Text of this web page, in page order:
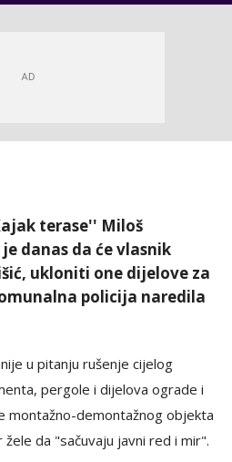
terase'' Miloš
danas da će vlasnik
ukloniti one dijelove za
policija naredila
u pitanju rušenje cijelog
pergole i dijelova ograde i
montažno-demontažnog objekta
da "sačuvaju javni red i mir".